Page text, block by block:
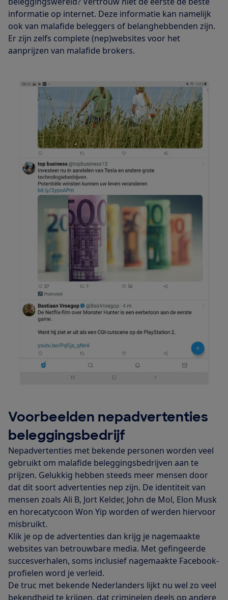
informatie op internet. Deze informatie kan namelijk
ook van malafide beleggers of belanghebbenden zijn.
Er zijn zelfs complete (nep)websites voor het
aanprijzen van malafide brokers.
Voorbeelden nepadvertenties
beleggingsbedrijf
Nepadvertenties met bekende personen worden veel
gebruikt om malafide beleggingsbedrijven aan te
prijzen. Gelukkig hebben steeds meer mensen door
dat dit soort advertenties nep zijn. De identiteit van
mensen zoals Ali B, Jort Kelder, John de Mol, Elon Musk
en horecatycoon Won Yip worden of werden hiervoor
misbruikt.
Klik je op de advertenties dan krijg je nagemaakte
websites van betrouwbare media. Met gefingeerde
succesverhalen, soms inclusief nagemaakte Facebook-
profielen word je verleid.
De truc met bekende Nederlanders lijkt nu wel zo veel
bekendheid te krijgen, dat criminelen deels op andere